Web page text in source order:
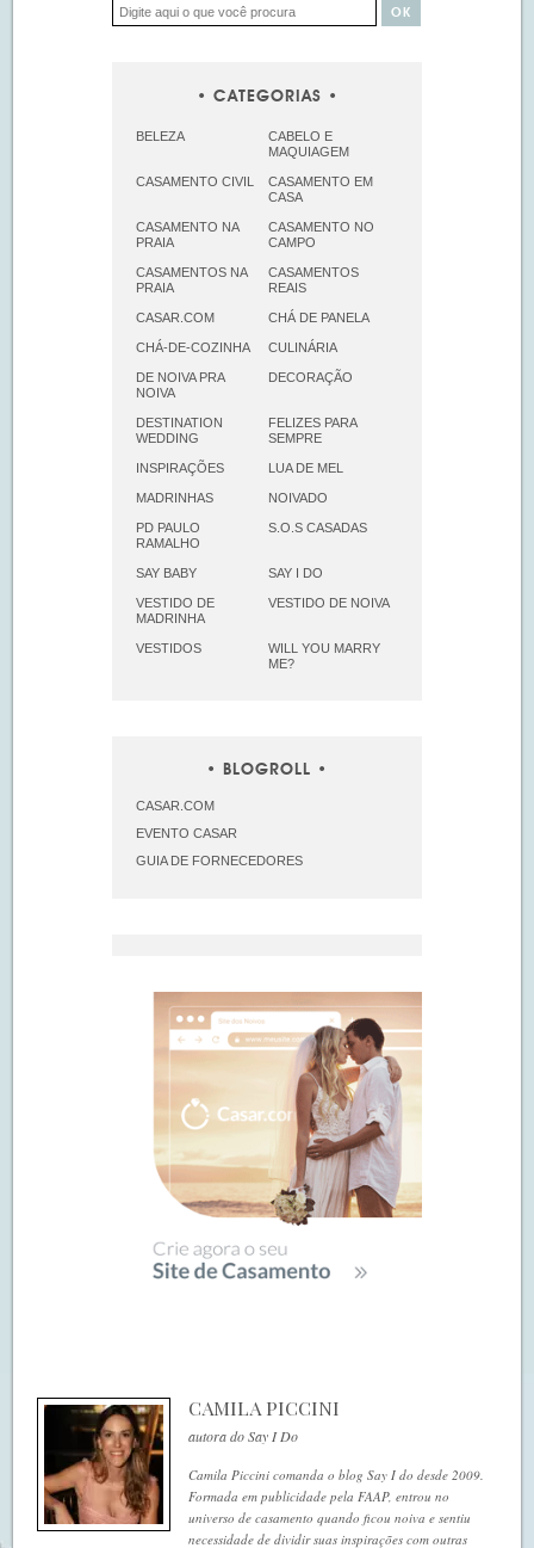
CATEGORIAS
BELEZA
CABELO E
MAQUIAGEM
CASAMENTO CIVIL
CASAMENTO EM
CASA
CASAMENTO NA
PRAIA
CASAMENTO NO
CAMPO
CASAMENTOS NA
PRAIA
CASAMENTOS
REAIS
CASAR.COM CHÁ DE PANELA
CHÁ-DE-COZINHA CULINÁRIA
DE NOIVA PRA
NOIVA
DECORAÇÃO
DESTINATION
WEDDING
FELIZES PARA
SEMPRE
INSPIRAÇÕES LUA DE MEL
MADRINHAS NOIVADO
PD PAULO
RAMALHO
S.O.S CASADAS
SAY BABY SAY I DO
VESTIDO DE
MADRINHA
VESTIDO DE NOIVA
VESTIDOS
WILL YOU MARRY
ME?
BLOGROLL
CASAR.COM
EVENTO CASAR
GUIA DE FORNECEDORES
CAMILA PICCINI
autora do Say I Do
Camila Piccini comanda o blog Say I do desde 2009.
Formada em publicidade pela FAAP, entrou no
universo de casamento quando ficou noiva e sentiu
necessidade de dividir suas inspirações com outras